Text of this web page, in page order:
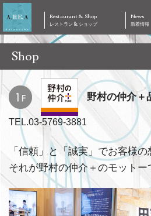
Restaurant & Shop
レストラン & ショップ
News
新着情報
Shop
野村の仲介＋
TEL.03-5769-3881
「信頼」と「誠実」でお客様の
それが野村の仲介＋のモットー